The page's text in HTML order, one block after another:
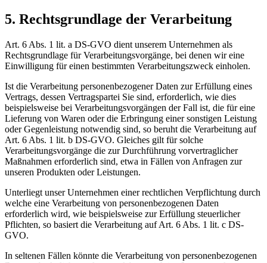
5. Rechtsgrundlage der Verarbeitung
Art. 6 Abs. 1 lit. a DS-GVO dient unserem Unternehmen als
Rechtsgrundlage für Verarbeitungsvorgänge, bei denen wir eine
Einwilligung für einen bestimmten Verarbeitungszweck einholen.
Ist die Verarbeitung personenbezogener Daten zur Erfüllung eines
Vertrags, dessen Vertragspartei Sie sind, erforderlich, wie dies
beispielsweise bei Verarbeitungsvorgängen der Fall ist, die für eine
Lieferung von Waren oder die Erbringung einer sonstigen Leistung
oder Gegenleistung notwendig sind, so beruht die Verarbeitung auf
Art. 6 Abs. 1 lit. b DS-GVO. Gleiches gilt für solche
Verarbeitungsvorgänge die zur Durchführung vorvertraglicher
Maßnahmen erforderlich sind, etwa in Fällen von Anfragen zur
unseren Produkten oder Leistungen.
Unterliegt unser Unternehmen einer rechtlichen Verpflichtung durch
welche eine Verarbeitung von personenbezogenen Daten
erforderlich wird, wie beispielsweise zur Erfüllung steuerlicher
Pflichten, so basiert die Verarbeitung auf Art. 6 Abs. 1 lit. c DS-
GVO.
In seltenen Fällen könnte die Verarbeitung von personenbezogenen